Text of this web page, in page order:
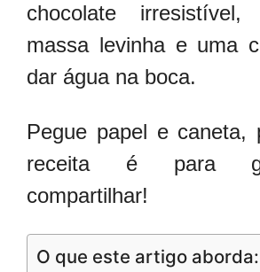
chocolate
massa levinha e uma
dar água na boca.
Pegue papel e caneta,
receita é para
compartilhar!
O que este artigo aborda: